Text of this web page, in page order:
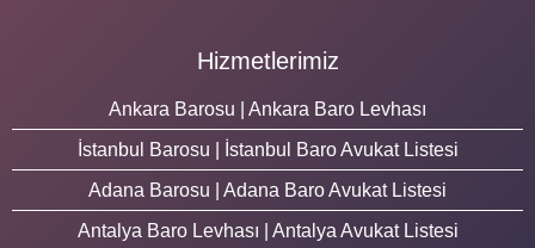
Hizmetlerimiz
Ankara Barosu | Ankara Baro Levhası
İstanbul Barosu | İstanbul Baro Avukat Listesi
Adana Barosu | Adana Baro Avukat Listesi
Antalya Baro Levhası | Antalya Avukat Listesi